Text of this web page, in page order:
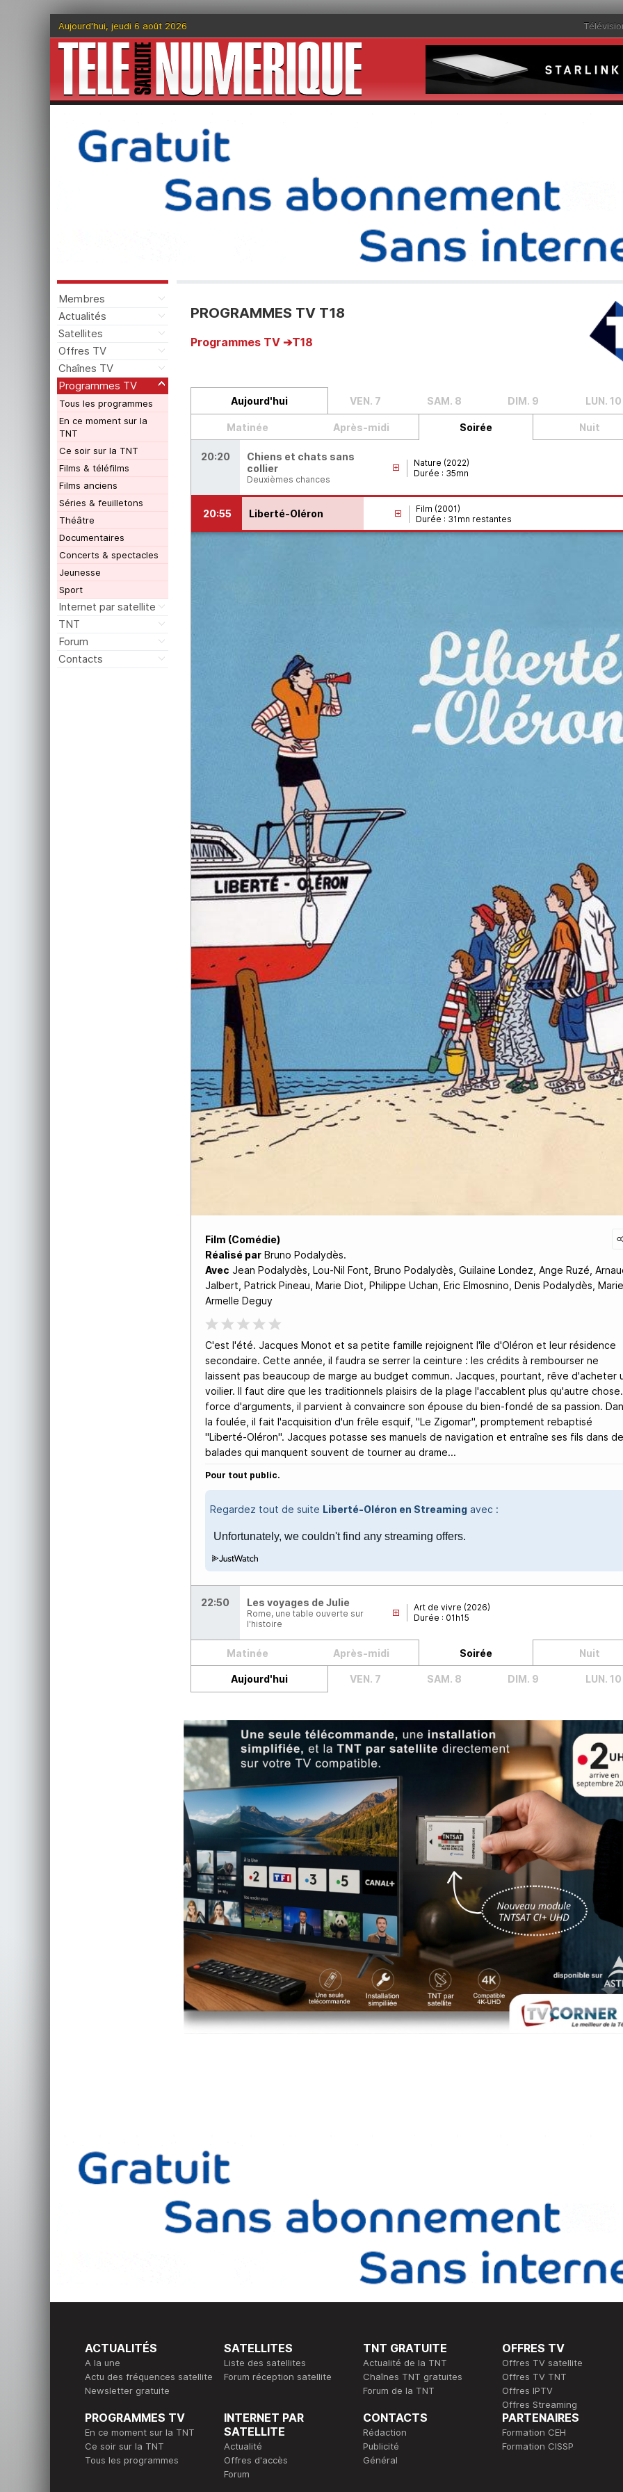
Aujourd'hui, jeudi 6 août 2026
Membres
Actualités
Satellites
Offres TV
Chaînes TV
Programmes TV
Tous les programmes
En ce moment sur la
TNT
Ce soir sur la TNT
Films & téléfilms
Films anciens
Séries & feuilletons
Théâtre
Documentaires
Concerts & spectacles
Jeunesse
Sport
Internet par satellite
TNT
Forum
Contacts
PROGRAMMES TV T18
Programmes TV T18
Aujourd'hui VEN. 7 SAM. 8 DIM. 9 LUN. 10
Matinée Après-midi Soirée Nuit
20:20
Chiens et chats sans
collier
Deuxièmes chances
Nature (2022)
Durée : 35mn
20:55 Liberté-Oléron
Film (2001)
Durée : 31mn restantes
Film (Comédie)
Réalisé parBruno Podalydès.
Avec Jean Podalydès, Lou-Nil Font, Bruno Podalydès, Guilaine Londez, Ange Ruzé,
Jalbert, Patrick Pineau, Marie Diot, Philippe Uchan, Eric Elmosnino, Denis Podalydès,
Armelle Deguy
C'est l'été. Jacques Monot et sa petite famille rejoignent l'île d'Oléron et leur résidence
secondaire. Cette année, il faudra se serrer la ceinture : les crédits à rembourser ne
laissent pas beaucoup de marge au budget commun. Jacques, pourtant, rêve d'acheter
voilier. Il faut dire que les traditionnels plaisirs de la plage l'accablent plus qu'autre
force d'arguments, il parvient à convaincre son épouse du bien-fondé de sa passion.
la foulée, il fait l'acquisition d'un frêle esquif, "Le Zigomar", promptement rebaptisé
"Liberté-Oléron". Jacques potasse ses manuels de navigation et entraîne ses fils dans
balades qui manquent souvent de tourner au drame...
Pour tout public.
Regardez tout de suite Liberté-Oléron en Streamingavec :
22:50 Les voyages de Julie
Rome, une table ouverte sur
l'histoire
Art de vivre (2026)
Durée : 01h15
Matinée Après-midi Soirée Nuit
Aujourd'hui VEN. 7 SAM. 8 DIM. 9 LUN. 10
ACTUALITÉS
A la une
Actu des fréquences satellite
Newsletter gratuite
SATELLITES
Liste des satellites
Forum réception satellite
TNT GRATUITE
Actualité de la TNT
Chaînes TNT gratuites
Forum de la TNT
OFFRES TV
Offres TV satellite
Offres TV TNT
Offres IPTV
Offres Streaming
PROGRAMMES TV
En ce moment sur la TNT
Ce soir sur la TNT
Tous les programmes
INTERNET PAR
SATELLITE
Actualité
Offres d'accès
Forum
CONTACTS
Rédaction
Publicité
Général
PARTENAIRES
Formation CEH
Formation CISSP